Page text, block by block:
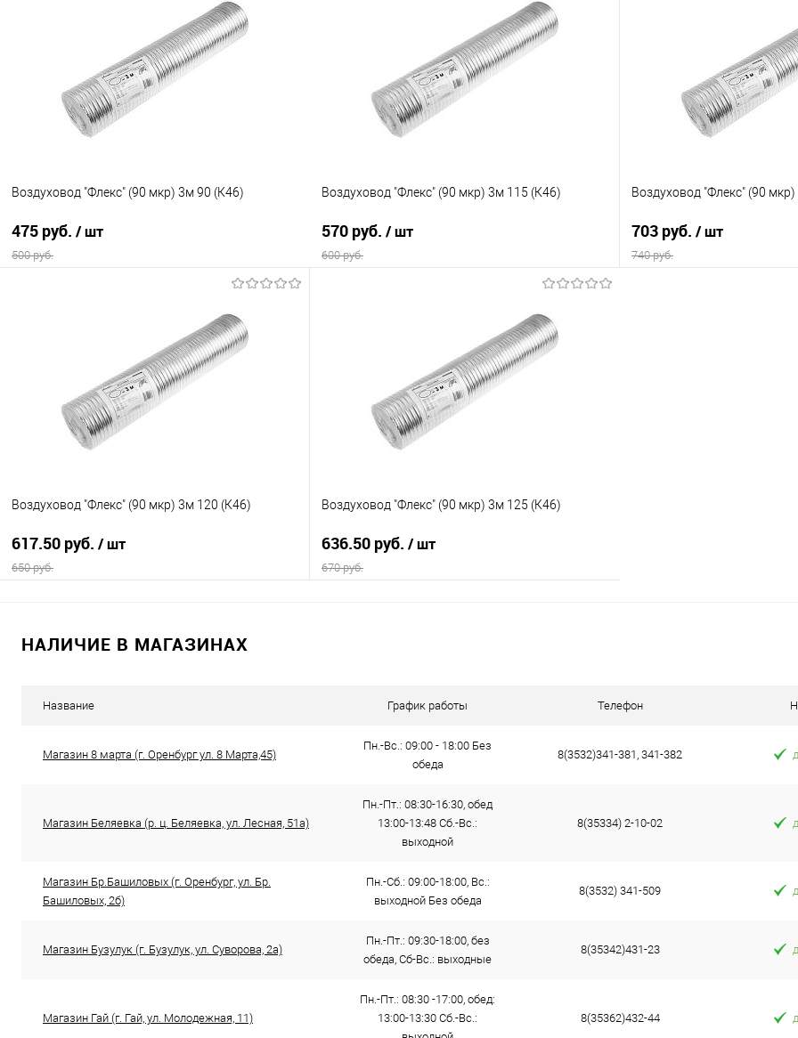
Сравнение
В наличии
Сравнение
В наличии
Воздуховод "Флекс" (90 мкр) 3м 90 (К46)
475 руб. / шт
500 руб.
Сравнение
В наличии
Воздуховод "Флекс" (90 мкр) 3м 115 (К46)
570 руб. / шт
600 руб.
Сравнение
В наличии
Воздуховод "Флекс" (90
703 руб. / шт
740 руб.
Воздуховод "Флекс" (90 мкр) 3м 120 (К46)
617.50 руб. / шт
650 руб.
Воздуховод "Флекс" (90 мкр) 3м 125 (К46)
636.50 руб. / шт
670 руб.
НАЛИЧИЕ В МАГАЗИНАХ
Название График работы Телефон
Магазин 8 марта (г. Оренбург ул. 8 Марта,45)
Пн.-Вс.: 09:00 - 18:00 Без
обеда
8(3532)341-381, 341-382
Магазин Беляевка (р. ц. Беляевка, ул. Лесная, 51а)
Пн.-Пт.: 08:30-16:30, обед
13:00-13:48 Сб.-Вс.:
выходной
8(35334) 2-10-02
Магазин Бр.Башиловых (г. Оренбург, ул. Бр.
Башиловых, 2б)
Пн.-Сб.: 09:00-18:00, Вс.:
выходной Без обеда
8(3532) 341-509
Магазин Бузулук (г. Бузулук, ул. Суворова, 2а)
Пн.-Пт.: 09:30-18:00, без
обеда, Сб-Вс.: выходные
8(35342)431-23
Магазин Гай (г. Гай, ул. Молодежная, 11)
Пн.-Пт.: 08:30 -17:00, обед:
13:00-13:30 Сб.-Вс.:
8(35362)432-44